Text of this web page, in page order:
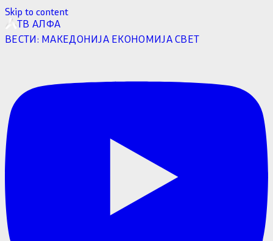
Skip to content
ТВ АЛФА
ВЕСТИ: МАКЕДОНИЈА ЕКОНОМИЈАСВЕТ